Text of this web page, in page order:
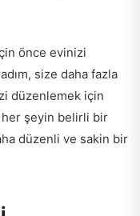
önce evinizi
size daha fazla
düzenlemek için
her şeyin belirli bir
düzenli ve sakin bir